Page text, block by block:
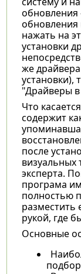
обновления
обновления
нажать на
установки
же
установки),
"Драйверы
Что
содержит
после
эксперта.
програма
полностью
разместить
рукой, где
Основные